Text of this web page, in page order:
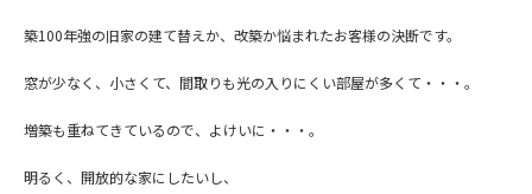
築100年強の旧家の建て替えか、改築か悩まれたお客様の決断です。
窓が少なく、小さくて、間取りも光の入りにくい部屋が多くて・・・。
増築も重ねてきているので、よけいに・・・。
明るく、開放的な家にしたいし、